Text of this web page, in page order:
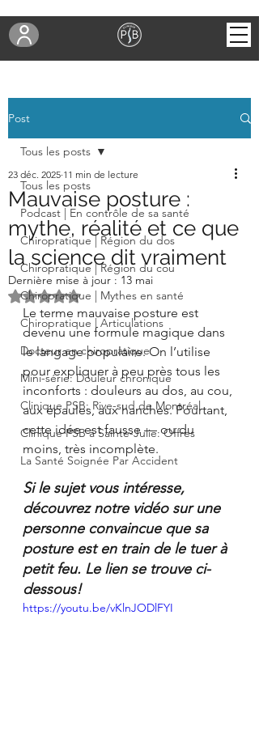
Post
Tous les posts
Podcast | En contrôle de sa santé
Chiropratique | Région du dos
Chiropratique | Région du cou
Chiropratique | Mythes en santé
Chiropratique | Articulations
Docteur en chiropratique
Mini-série: Douleur chronique
Clinique PSB: Rive-sud de Montréal
Clinique PSB à Sainte-Julie: Offres
La Santé Soignée Par Accident
Tous les posts
Mauvaise posture :
mythe, réalité et ce que
la science dit vraiment
23 déc. 2025 11 min de lecture
Dernière mise à jour : 13 mai
Noté NaN étoiles sur 5.
Le terme mauvaise posture est
devenu une formule magique dans
le langage populaire. On l’utilise
pour expliquer à peu près tous les
inconforts : douleurs au dos, au cou,
aux épaules, aux hanches. Pourtant,
cette idée est fausse — ou du
moins, très incomplète.
Si le sujet vous intéresse,
découvrez notre vidéo sur une
personne convaincue que sa
posture est en train de le tuer à
petit feu. Le lien se trouve ci-
dessous!
https://youtu.be/vKlnJODlFYI